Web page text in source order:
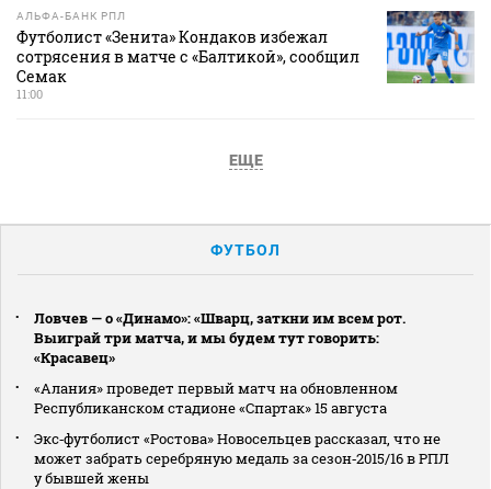
АЛЬФА-БАНК РПЛ
Футболист «Зенита» Кондаков избежал
сотрясения в матче с «Балтикой», сообщил
Семак
11:00
ЕЩЕ
ФУТБОЛ
Ловчев — о «Динамо»: «Шварц, заткни им всем рот.
Выиграй три матча, и мы будем тут говорить:
«Красавец»
«Алания» проведет первый матч на обновленном
Республиканском стадионе «Спартак» 15 августа
Экс‑футболист «Ростова» Новосельцев рассказал, что не
может забрать серебряную медаль за сезон‑2015/16 в РПЛ
у бывшей жены